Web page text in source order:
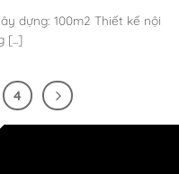
dựng: 100m2 Thiết kế nội
[...]
4